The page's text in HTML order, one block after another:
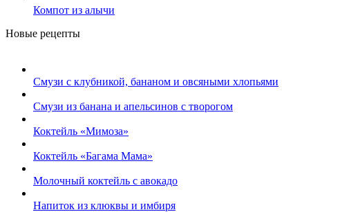
Компот из алычи
Новые рецепты
Смузи с клубникой, бананом и овсяными хлопьями
Смузи из банана и апельсинов с творогом
Коктейль «Мимоза»
Коктейль «Багама Мама»
Молочный коктейль с авокадо
Напиток из клюквы и имбиря